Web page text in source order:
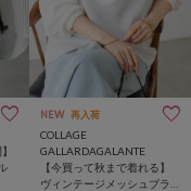
NEW 再入荷
COLLAGE
GALLARDAGALANTE
【今買って秋まで着れる】
ヴィンテージメッシュブラ